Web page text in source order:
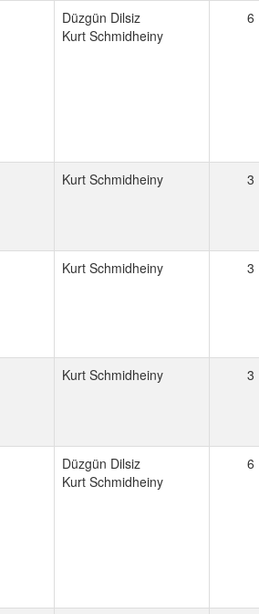
Düzgün Dilsiz
Kurt Schmidheiny
6
Kurt Schmidheiny 3
Kurt Schmidheiny 3
Kurt Schmidheiny 3
Düzgün Dilsiz
Kurt Schmidheiny
6